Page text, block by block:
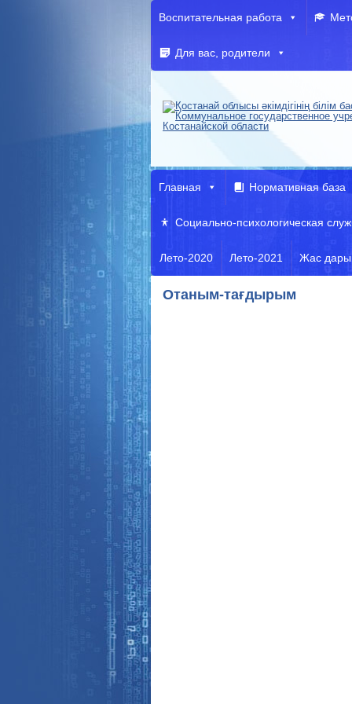
Воспитательная работа
Для вас, родители
Главная Нормативная база
Социально-психологическая
Лето-2020 Лето-2021 Жас
Отаным-тағдырым